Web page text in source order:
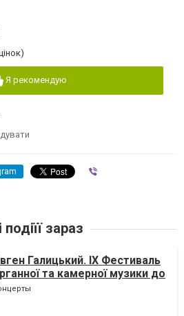
Я рекомендую
подіїї зараз
Галицький. IX Фестиваль
та камерної музики до
Незалежності України